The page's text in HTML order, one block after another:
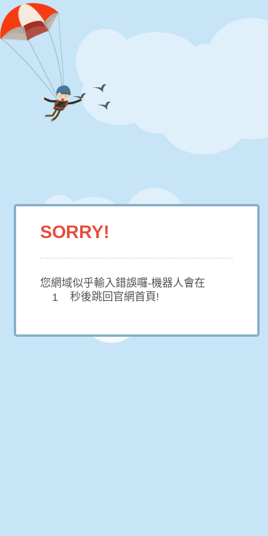
SORRY!
您網域似乎輸入錯誤囉-機器人會在
1
秒後跳回官網首頁!